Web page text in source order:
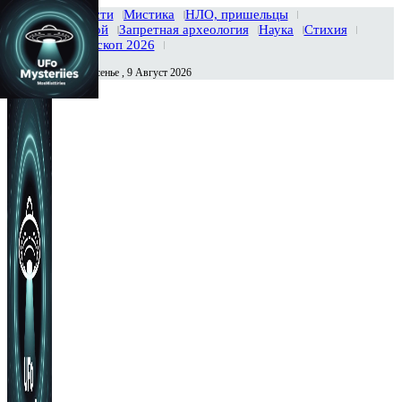
Главная Новости Мистика
НЛО, пришельцы
Тайны вселенной
Запретная археология Наука
Стихия
История
Гороскоп 2026
Сегодня Воскресенье , 9 Август 2026